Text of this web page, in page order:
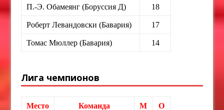
П.-Э. Обамеянг (Боруссия Д) 18
Роберт Левандовски (Бавария) 17
Томас Мюллер (Бавария) 14
Лига чемпионов
Место Команда М О